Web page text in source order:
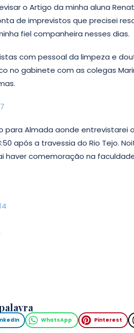
o Artigo da minha aluna
de imprevistos que precisei
fiel companheira nesses dias.
com pessoal da limpeza e
no gabinete com as colegas
para Almada aonde entrevistarei
após a travessia do Rio Tejo.
haver comemoração na
WhatsApp Pinterest